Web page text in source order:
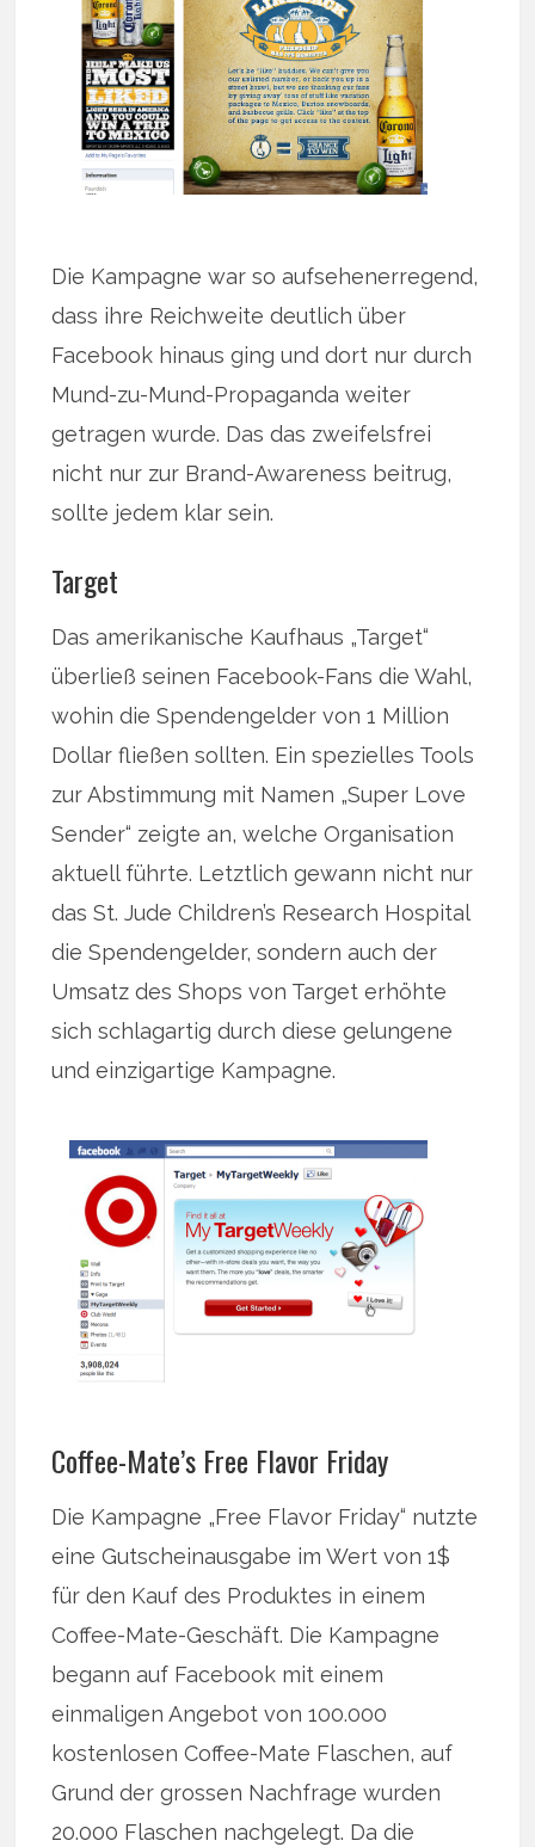
Die Kampagne war so aufsehenerregend,
dass ihre Reichweite deutlich über
Facebook hinaus ging und dort nur durch
Mund-zu-Mund-Propaganda weiter
getragen wurde. Das das zweifelsfrei
nicht nur zur Brand-Awareness beitrug,
sollte jedem klar sein.
Target
Das amerikanische Kaufhaus „Target“
überließ seinen Facebook-Fans die Wahl,
wohin die Spendengelder von 1 Million
Dollar fließen sollten. Ein spezielles Tools
zur Abstimmung mit Namen „Super Love
Sender“ zeigte an, welche Organisation
aktuell führte. Letztlich gewann nicht nur
das St. Jude Children’s Research Hospital
die Spendengelder, sondern auch der
Umsatz des Shops von Target erhöhte
sich schlagartig durch diese gelungene
und einzigartige Kampagne.
Coffee-Mate’s Free Flavor Friday
Die Kampagne „Free Flavor Friday“ nutzte
eine Gutscheinausgabe im Wert von 1$
für den Kauf des Produktes in einem
Coffee-Mate-Geschäft. Die Kampagne
begann auf Facebook mit einem
einmaligen Angebot von 100.000
kostenlosen Coffee-Mate Flaschen, auf
Grund der grossen Nachfrage wurden
20.000 Flaschen nachgelegt. Da die